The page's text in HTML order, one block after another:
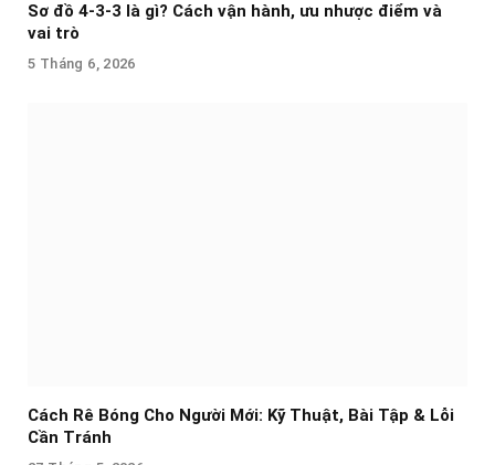
Sơ đồ 4-3-3 là gì? Cách vận hành, ưu nhược điểm và
vai trò
5 Tháng 6, 2026
Cách Rê Bóng Cho Người Mới: Kỹ Thuật, Bài Tập & Lỗi
Cần Tránh